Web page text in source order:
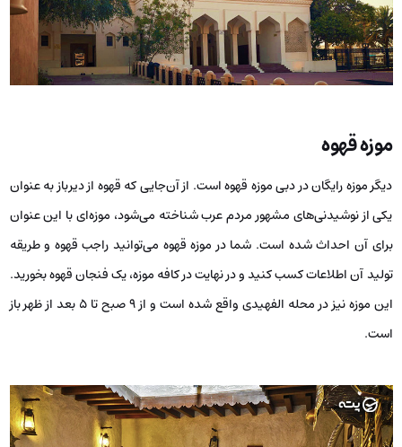
موزه قهوه
دیگر موزه رایگان در دبی موزه قهوه است. از آن‌جایی که قهوه از دیرباز به عنوان
یکی از نوشیدنی‌های مشهور مردم عرب شناخته می‌شود، موزه‌ای با این عنوان
برای آن احداث شده است. شما در موزه قهوه می‌توانید راجب قهوه و طریقه
تولید آن اطلاعات کسب کنید و در نهایت در کافه موزه، یک فنجان قهوه بخورید.
این موزه نیز در محله الفهیدی واقع شده است و از ۹ صبح تا ۵ بعد از ظهر باز
است.